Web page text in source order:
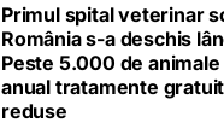
Primul spital veterinar
România s-a deschis
Peste 5.000 de
anual tratamente
reduse